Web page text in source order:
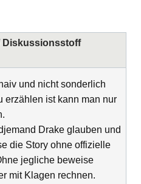
Diskussionsstoff
und nicht sonderlich
erzählen ist kann man nur
Drake glauben und
die Story ohne offizielle
jegliche beweise
mit Klagen rechnen.